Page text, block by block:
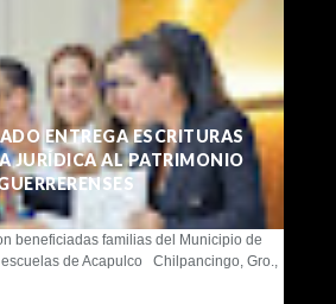
ENTREGA ESCRITURAS
JURÍDICA AL PATRIMONIO
beneficiadas familias del Municipio de
de Acapulco Chilpancingo, Gro.,